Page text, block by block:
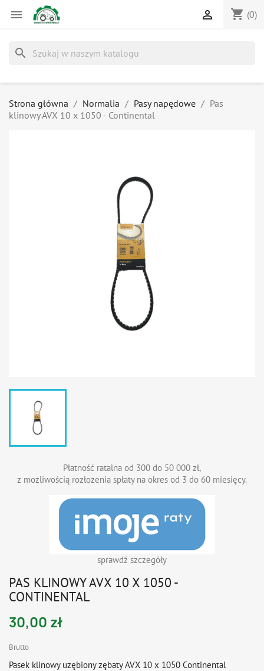
 shopping_cart (0)

search
Strona główna Normalia Pasy napędowe
Pas
klinowy AVX 10 x 1050 - Continental
Płatność ratalna od 300 do 50 000 zł,
z możliwością rozłożenia spłaty na okres od 3 do 60 miesięcy.
sprawdź szczegóły
PAS KLINOWY AVX 10 X 1050 -
CONTINENTAL
30,00 zł
Brutto
Pasek klinowy uzębiony zębaty AVX 10 x 1050 Continental